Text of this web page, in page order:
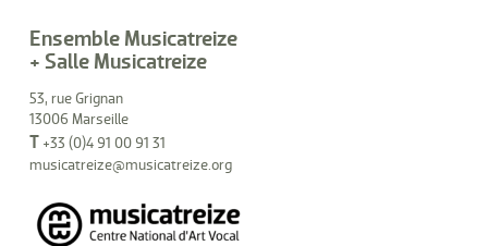
Ensemble Musicatreize
+ Salle Musicatreize
53, rue Grignan
13006 Marseille
T+33 (0)4 91 00 91 31
musicatreize@musicatreize.org